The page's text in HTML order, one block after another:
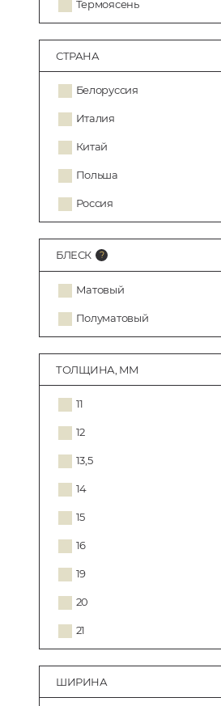
Термоясень
СТРАНА
Белоруссия
Италия
Китай
Польша
Россия
БЛЕСК
Матовый
Полуматовый
ТОЛЩИНА, ММ
11
12
13,5
14
15
16
19
20
21
ШИРИНА